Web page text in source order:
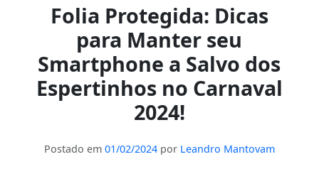
Folia Protegida: Dicas
para Manter seu
Smartphone a Salvo dos
Espertinhos no Carnaval
2024!
Postado em 01/02/2024por Leandro Mantovam